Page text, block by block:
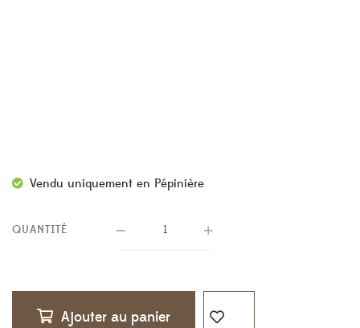
Vendu uniquement en Pépinière
QUANTITÉ
Ajouter au panier